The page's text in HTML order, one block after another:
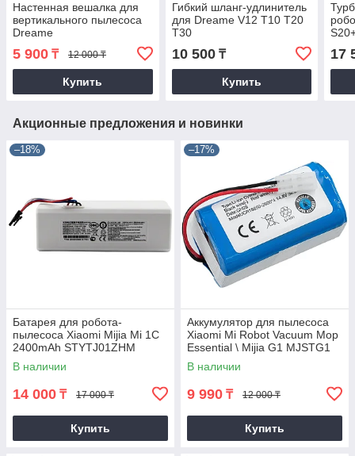
Настенная вешалка для
вертикального пылесоса
Dreame
V8/V9/V9p/V10/V11/V12
5 900 ₸ 12 000 ₸
Купить
Гибкий шланг-удлинитель
для Dreame V12 T10 T20
T30
10 500₸
Купить
17
Акционные предложения и новинки
–18%
Батарея для робота-
пылесоса Xiaomi Mijia Mi 1C
2400mAh STYTJ01ZHM
В наличии
14 000 ₸ 17 000 ₸
Купить
–17%
Аккумулятор для пылесоса
Xiaomi Mi Robot Vacuum Mop
Essential \ Mijia G1 MJSTG1
В наличии
9 990 ₸ 12 000 ₸
Купить